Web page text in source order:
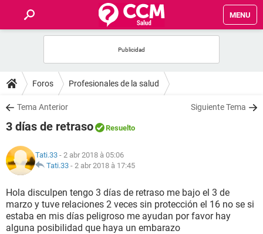
MENU
FORUMS
SALUD
NUTRICIÓN
BIENESTAR
SEXUALIDAD
Foros Profesionales de la salud
Tema Anterior Siguiente Tema
3 días de retraso Resuelto
Tati.33 - 2 abr 2018 à 05:06
Tati.33 - 2 abr 2018 à 17:45
Hola disculpen tengo 3 días de retraso me bajo el 3 de
marzo y tuve relaciones 2 veces sin protección el 16 no se si
estaba en mis días peligroso me ayudan por favor hay
alguna posibilidad que haya un embarazo